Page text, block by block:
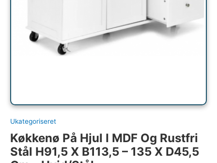
Ukategoriseret
Køkkenø På Hjul I MDF Og Rustfri
Stål H91,5 X B113,5 – 135 X D45,5